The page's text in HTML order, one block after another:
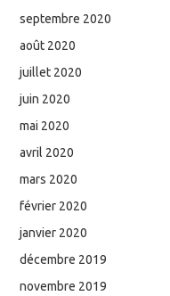
septembre 2020
août 2020
juillet 2020
juin 2020
mai 2020
avril 2020
mars 2020
février 2020
janvier 2020
décembre 2019
novembre 2019